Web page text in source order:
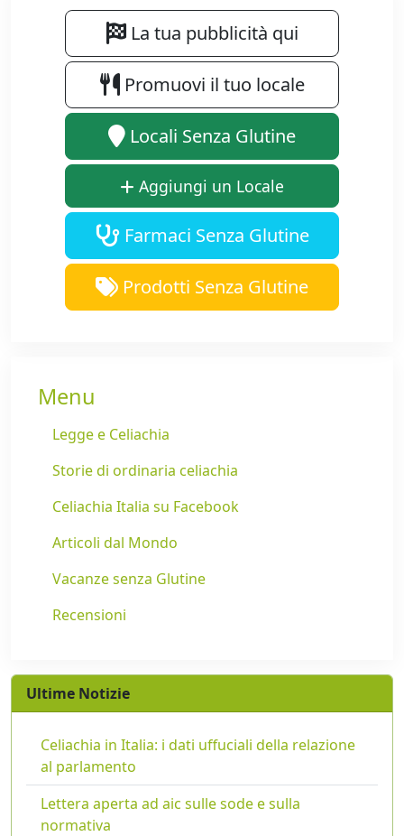
La tua pubblicità qui
Promuovi il tuo locale
Locali Senza Glutine
Aggiungi un Locale
Farmaci Senza Glutine
Prodotti Senza Glutine
Menu
Legge e Celiachia
Storie di ordinaria celiachia
Celiachia Italia su Facebook
Articoli dal Mondo
Vacanze senza Glutine
Recensioni
Ultime Notizie
Celiachia in Italia: i dati uffuciali della relazione
al parlamento
Lettera aperta ad aic sulle sode e sulla
normativa